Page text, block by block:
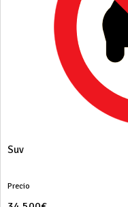
Suv
Precio